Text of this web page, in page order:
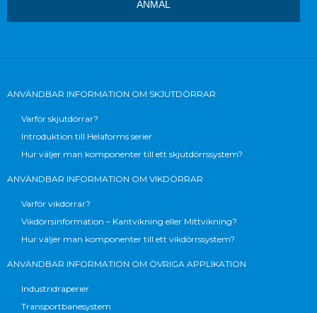
ANVÄNDBAR INFORMATION OM SKJUTDÖRRAR
Varför skjutdörrar?
Introduktion till Helaforms serier
Hur väljer man komponenter till ett skjutdörrssystem?
ANVÄNDBAR INFORMATION OM VIKDÖRRAR
Varför vikdörrar?
Vikdörrsinformation – Kantvikning eller Mittvikning?
Hur väljer man komponenter till ett vikdörrssystem?
ANVÄNDBAR INFORMATION OM ÖVRIGA APPLIKATION
Industridraperier
Transportbanesystem